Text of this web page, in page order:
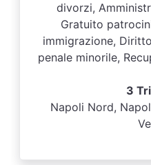
divorzi,
Gratuito
immigrazione,
penale minorile,
3
Napoli Nord,